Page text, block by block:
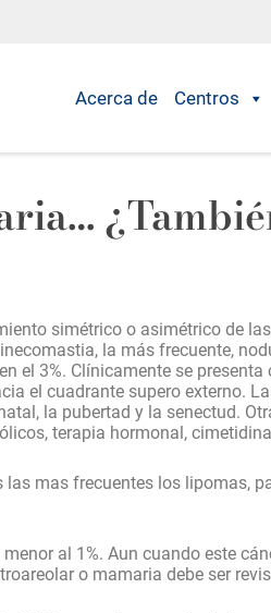
Acerca de Centros
simétrico o asimétrico de
la más frecuente,
el 3%. Clínicamente se
el cuadrante supero externo.
la pubertad y la senectud.
terapia hormonal,
mas frecuentes los lipomas,
al 1%. Aun cuando este
o mamaria debe ser